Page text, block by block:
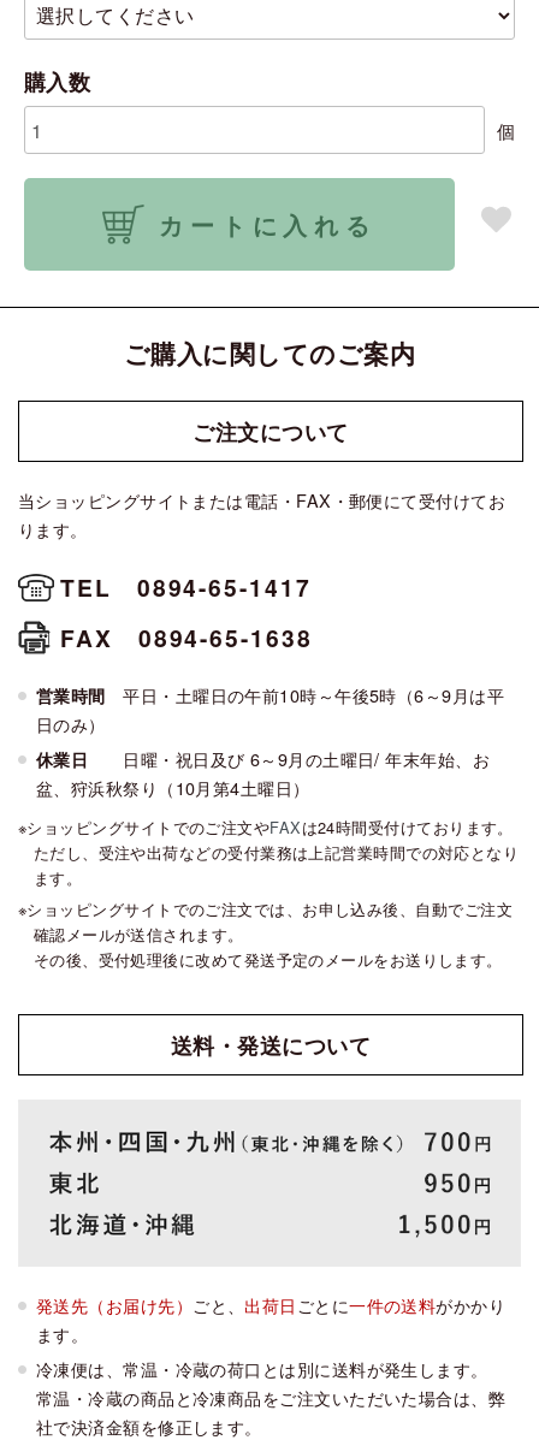
購入数
個
カートに入れる
ご購入に関してのご案内
ご注文について
当ショッピングサイトまたは電話・FAX・郵便にて受付けてお
ります。
TEL 0894-65-1417
FAX 0894-65-1638
営業時間 平日・土曜日の午前10時～午後5時（6～9月は平
日のみ）
休業日 日曜・祝日及び 6～9月の土曜日/ 年末年始、お
盆、狩浜秋祭り（10月第4土曜日）
ショッピングサイトでのご注文やFAXは24時間受付けております。
ただし、受注や出荷などの受付業務は上記営業時間での対応となり
ます。
ショッピングサイトでのご注文では、お申し込み後、自動でご注文
確認メールが送信されます。
その後、受付処理後に改めて発送予定のメールをお送りします。
送料・発送について
発送先（お届け先） ごと、出荷日 ごとに一件の送料がかかり
ます。
冷凍便は、常温・冷蔵の荷口とは別に送料が発生します。
常温・冷蔵の商品と冷凍商品をご注文いただいた場合は、弊
社で決済金額を修正します。